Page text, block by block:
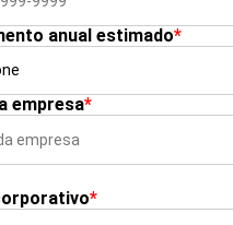
anual estimado*
empresa*
*